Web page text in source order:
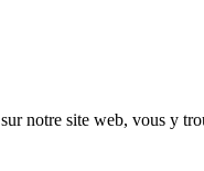
sur notre site web, vous y